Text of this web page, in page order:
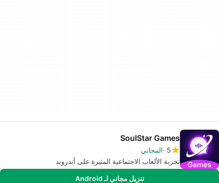
SoulStar Games
5 المجاني
تجربة الألعاب الاجتماعية المثيرة على أندرويد
تنزيل مجاني لـ Android